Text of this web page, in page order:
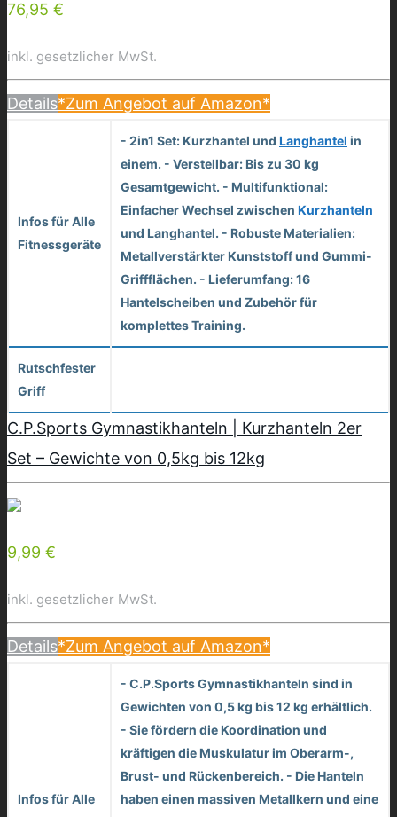
76,95 €
inkl. gesetzlicher MwSt.
Details*Zum Angebot auf Amazon*
Infos für Alle
Fitnessgeräte
- 2in1 Set: Kurzhantel und Langhantel in
einem. - Verstellbar: Bis zu 30 kg
Gesamtgewicht. - Multifunktional:
Einfacher Wechsel zwischen Kurzhanteln
und Langhantel. - Robuste Materialien:
Metallverstärkter Kunststoff und Gummi-
Griffflächen. - Lieferumfang: 16
Hantelscheiben und Zubehör für
komplettes Training.
Rutschfester
Griff
C.P.Sports Gymnastikhanteln | Kurzhanteln 2er
Set – Gewichte von 0,5kg bis 12kg
9,99 €
inkl. gesetzlicher MwSt.
Details*Zum Angebot auf Amazon*
Infos für Alle
- C.P.Sports Gymnastikhanteln sind in
Gewichten von 0,5 kg bis 12 kg erhältlich.
- Sie fördern die Koordination und
kräftigen die Muskulatur im Oberarm-,
Brust- und Rückenbereich. - Die Hanteln
haben einen massiven Metallkern und eine